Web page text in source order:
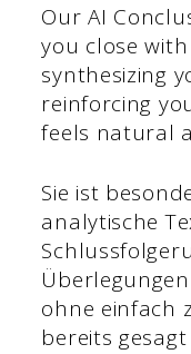
Our AI
you close
synthesizing
reinforcing
feels natural
Sie ist
analytische
ohne einfach
bereits